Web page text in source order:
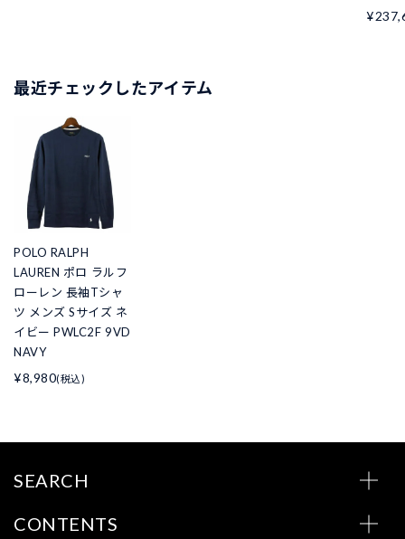
最近チェックしたアイテム
POLO RALPH
LAUREN ポロ ラルフ
ローレン 長袖Tシャ
ツ メンズ Sサイズ ネ
イビー PWLC2F 9VD
NAVY
¥8,980(税込)
SEARCH
CONTENTS